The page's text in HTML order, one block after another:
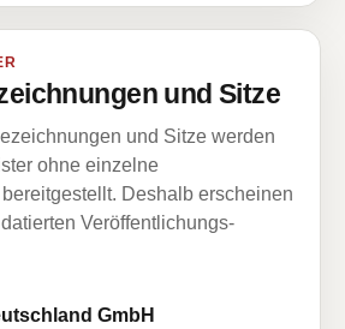
und Sitze
und Sitze werden
ohne einzelne
Deshalb erscheinen
Veröffentlichungs-
GmbH